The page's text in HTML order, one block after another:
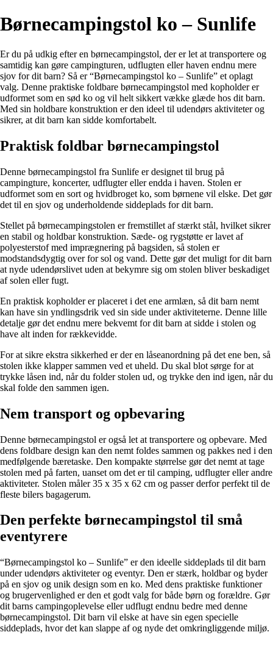
Børnecampingstol ko – Sunlife
Er du på udkig efter en børnecampingstol, der er let at transportere og
samtidig kan gøre campingturen, udflugten eller haven endnu mere
sjov for dit barn? Så er “Børnecampingstol ko – Sunlife” et oplagt
valg. Denne praktiske foldbare børnecampingstol med kopholder er
udformet som en sød ko og vil helt sikkert vække glæde hos dit barn.
Med sin holdbare konstruktion er den ideel til udendørs aktiviteter og
sikrer, at dit barn kan sidde komfortabelt.
Praktisk foldbar børnecampingstol
Denne børnecampingstol fra Sunlife er designet til brug på
campingture, koncerter, udflugter eller endda i haven. Stolen er
udformet som en sort og hvidbroget ko, som børnene vil elske. Det gør
det til en sjov og underholdende siddeplads for dit barn.
Stellet på børnecampingstolen er fremstillet af stærkt stål, hvilket sikrer
en stabil og holdbar konstruktion. Sæde- og rygstøtte er lavet af
polyesterstof med imprægnering på bagsiden, så stolen er
modstandsdygtig over for sol og vand. Dette gør det muligt for dit barn
at nyde udendørslivet uden at bekymre sig om stolen bliver beskadiget
af solen eller fugt.
En praktisk kopholder er placeret i det ene armlæn, så dit barn nemt
kan have sin yndlingsdrik ved sin side under aktiviteterne. Denne lille
detalje gør det endnu mere bekvemt for dit barn at sidde i stolen og
have alt inden for rækkevidde.
For at sikre ekstra sikkerhed er der en låseanordning på det ene ben, så
stolen ikke klapper sammen ved et uheld. Du skal blot sørge for at
trykke låsen ind, når du folder stolen ud, og trykke den ind igen, når du
skal folde den sammen igen.
Nem transport og opbevaring
Denne børnecampingstol er også let at transportere og opbevare. Med
dens foldbare design kan den nemt foldes sammen og pakkes ned i den
medfølgende bæretaske. Den kompakte størrelse gør det nemt at tage
stolen med på farten, uanset om det er til camping, udflugter eller andre
aktiviteter. Stolen måler 35 x 35 x 62 cm og passer derfor perfekt til de
fleste bilers bagagerum.
Den perfekte børnecampingstol til små
eventyrere
“Børnecampingstol ko – Sunlife” er den ideelle siddeplads til dit barn
under udendørs aktiviteter og eventyr. Den er stærk, holdbar og byder
på en sjov og unik design som en ko. Med dens praktiske funktioner
og brugervenlighed er den et godt valg for både børn og forældre. Gør
dit barns campingoplevelse eller udflugt endnu bedre med denne
børnecampingstol. Dit barn vil elske at have sin egen specielle
siddeplads, hvor det kan slappe af og nyde det omkringliggende miljø.